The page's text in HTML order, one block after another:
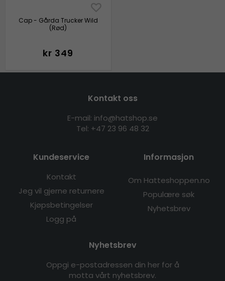
Cap - Gårda Trucker Wild
(Rød)
kr 349
Kontakt oss
E-mail: info@hatshop.se
Tel: +47 23 96 48 32
Kundeservice
Kontakt
Jeg vil gjerne returnere
Kjøpsbetingelser
Logg på
Informasjon
Om Hatteshoppen.no
Populære søk
Nyhetsbrev
Nyhetsbrev
Oppgi e-postadressen din her for å
motta vårt nyhetsbrev.